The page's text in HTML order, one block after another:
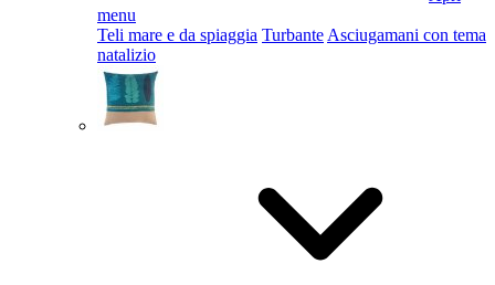
menu
Teli mare e da spiaggia Turbante Asciugamani con tema
natalizio